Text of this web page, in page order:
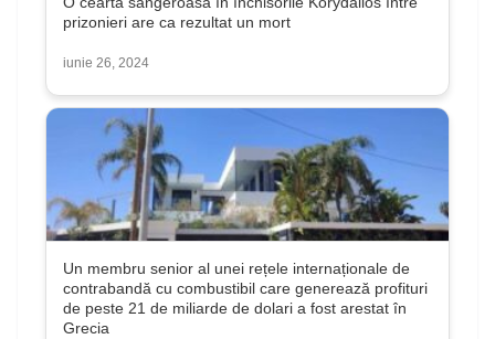
prizonieri are ca rezultat un mort
iunie 26, 2024
Un membru senior al unei rețele internaționale de
contrabandă cu combustibil care generează profituri
de peste 21 de miliarde de dolari a fost arestat în
Grecia